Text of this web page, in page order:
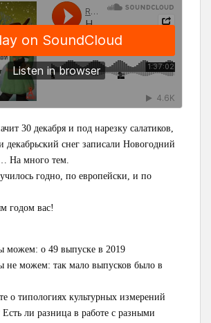
30 декабря и под нарезку салатиков,
декабрьский снег записали Новогодний
На много тем.
годно, по европейски, и по
годом вас!
можем: о 49 выпуске в 2019
не можем: так мало выпусков было в
о типологиях культурных измерений
Есть ли разница в работе с разными